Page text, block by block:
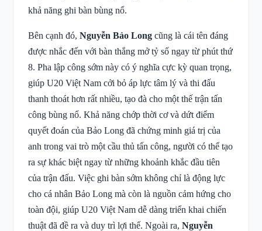
khả năng ghi bàn bùng nổ.
Bên cạnh đó, Nguyễn Bảo Long cũng là cái tên đáng
được nhắc đến với bàn thắng mở tỷ số ngay từ phút thứ
8. Pha lập công sớm này có ý nghĩa cực kỳ quan trọng,
giúp U20 Việt Nam cởi bỏ áp lực tâm lý và thi đấu
thanh thoát hơn rất nhiều, tạo đà cho một thế trận tấn
công bùng nổ. Khả năng chớp thời cơ và dứt điểm
quyết đoán của Bảo Long đã chứng minh giá trị của
anh trong vai trò một cầu thủ tấn công, người có thể tạo
ra sự khác biệt ngay từ những khoảnh khắc đầu tiên
của trận đấu. Việc ghi bàn sớm không chỉ là động lực
cho cá nhân Bảo Long mà còn là nguồn cảm hứng cho
toàn đội, giúp U20 Việt Nam dễ dàng triển khai chiến
thuật đã đề ra và duy trì lợi thế. Ngoài ra, Nguyễn